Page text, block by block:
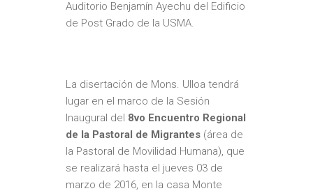
Auditorio Benjamín Ayechu del Edificio
de Post Grado de la USMA.
La disertación de Mons. Ulloa tendrá
lugar en el marco de la Sesión
Inaugural del 8vo Encuentro Regional
de la Pastoral de Migrantes (área de
la Pastoral de Movilidad Humana), que
se realizará hasta el jueves 03 de
marzo de 2016, en la casa Monte